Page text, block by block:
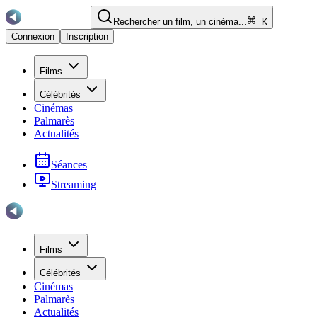
Rechercher un film, un cinéma...
K
Connexion
Inscription
Films
Célébrités
Cinémas
Palmarès
Actualités
Séances
Streaming
Films
Célébrités
Cinémas
Palmarès
Actualités